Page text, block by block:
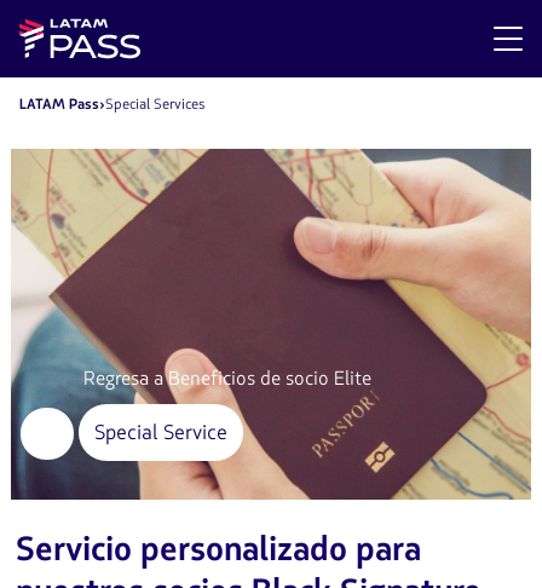
LATAM Pass Special Services
Regresa a Beneficios de socio Elite
Special Service
Servicio personalizado para